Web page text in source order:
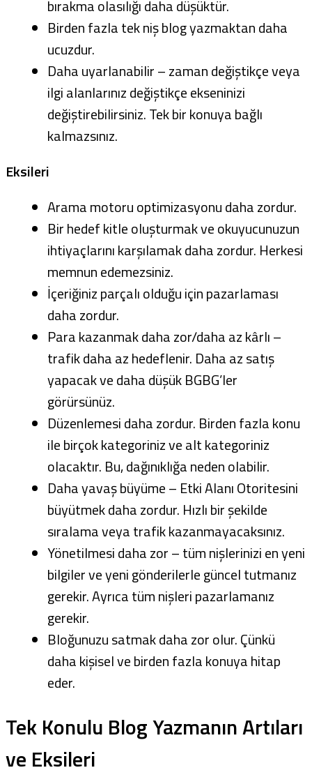
bırakma olasılığı daha düşüktür.
Birden fazla tek niş blog yazmaktan daha
ucuzdur.
Daha uyarlanabilir – zaman değiştikçe veya
ilgi alanlarınız değiştikçe ekseninizi
değiştirebilirsiniz. Tek bir konuya bağlı
kalmazsınız.
Eksileri
Arama motoru optimizasyonu daha zordur.
Bir hedef kitle oluşturmak ve okuyucunuzun
ihtiyaçlarını karşılamak daha zordur. Herkesi
memnun edemezsiniz.
İçeriğiniz parçalı olduğu için pazarlaması
daha zordur.
Para kazanmak daha zor/daha az kârlı –
trafik daha az hedeflenir. Daha az satış
yapacak ve daha düşük BGBG’ler
görürsünüz.
Düzenlemesi daha zordur. Birden fazla konu
ile birçok kategoriniz ve alt kategoriniz
olacaktır. Bu, dağınıklığa neden olabilir.
Daha yavaş büyüme – Etki Alanı Otoritesini
büyütmek daha zordur. Hızlı bir şekilde
sıralama veya trafik kazanmayacaksınız.
Yönetilmesi daha zor – tüm nişlerinizi en yeni
bilgiler ve yeni gönderilerle güncel tutmanız
gerekir. Ayrıca tüm nişleri pazarlamanız
gerekir.
Bloğunuzu satmak daha zor olur. Çünkü
daha kişisel ve birden fazla konuya hitap
eder.
Tek Konulu Blog Yazmanın Artıları
ve Eksileri